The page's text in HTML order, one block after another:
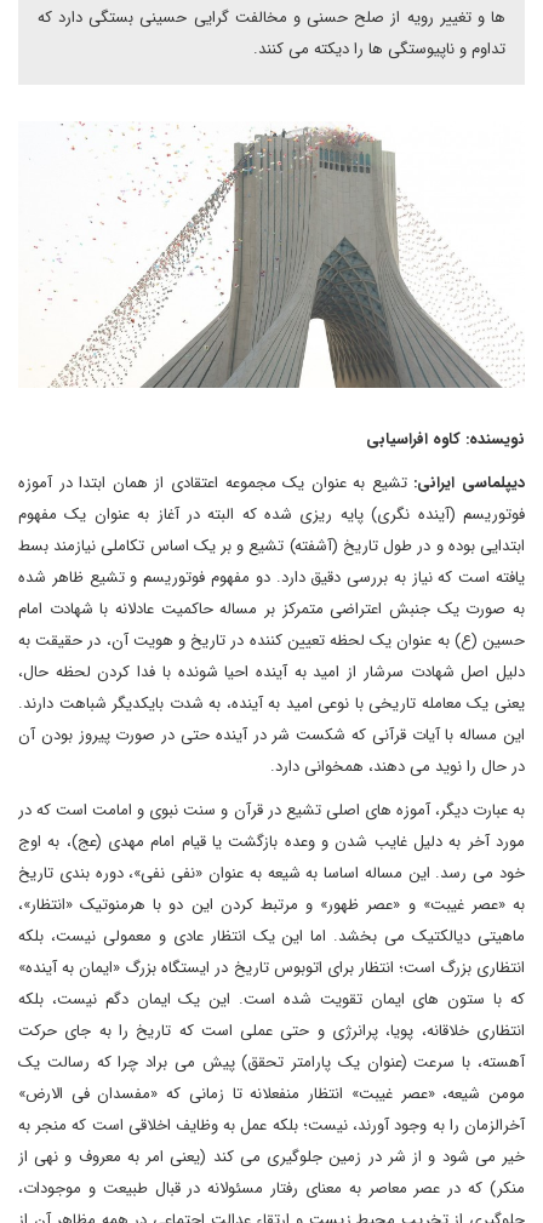
ها و تغییر رویه از صلح حسنی و مخالفت گرایی حسینی بستگی دارد که
تداوم و ناپیوستگی ها را دیکته می کنند.
نویسنده: کاوه افراسیابی
دیپلماسی ایرانی:تشیع به عنوان یک مجموعه اعتقادی از همان ابتدا در آموزه
فوتوریسم (آینده نگری) پایه ریزی شده که البته در آغاز به عنوان یک مفهوم
ابتدایی بوده و در طول تاریخ (آشفته) تشیع و بر یک اساس تکاملی نیازمند بسط
یافته است که نیاز به بررسی دقیق دارد. دو مفهوم فوتوریسم و تشیع ظاهر شده
به صورت یک جنبش اعتراضی متمرکز بر مساله حاکمیت عادلانه با شهادت امام
حسین (ع) به عنوان یک لحظه تعیین کننده در تاریخ و هویت آن، در حقیقت به
دلیل اصل شهادت سرشار از امید به آینده احیا شونده با فدا کردن لحظه حال،
یعنی یک معامله تاریخی با نوعی امید به آینده، به شدت بایکدیگر شباهت دارند.
این مساله با آیات قرآنی که شکست شر در آینده حتی در صورت پیروز بودن آن
در حال را نوید می دهند، همخوانی دارد.
به عبارت دیگر، آموزه های اصلی تشیع در قرآن و سنت نبوی و امامت است که در
مورد آخر به دلیل غایب شدن و وعده بازگشت یا قیام امام مهدی (عج)، به اوج
خود می رسد. این مساله اساسا به شیعه به عنوان «نفی نفی»، دوره بندی تاریخ
به «عصر غیبت» و «عصر ظهور» و مرتبط کردن این دو با هرمنوتیک «انتظار»،
ماهیتی دیالکتیک می بخشد. اما این یک انتظار عادی و معمولی نیست، بلکه
انتظاری بزرگ است؛ انتظار برای اتوبوس تاریخ در ایستگاه بزرگ «ایمان به آینده»
که با ستون های ایمان تقویت شده است. این یک ایمان دگم نیست، بلکه
انتظاری خلاقانه، پویا، پرانرژی و حتی عملی است که تاریخ را به جای حرکت
آهسته، با سرعت (عنوان یک پارامتر تحقق) پیش می براد چرا که رسالت یک
مومن شیعه، «عصر غیبت» انتظار منفعلانه تا زمانی که «مفسدان فی الارض»
آخرالزمان را به وجود آورند، نیست؛ بلکه عمل به وظایف اخلاقی است که منجر به
خیر می شود و از شر در زمین جلوگیری می کند (یعنی امر به معروف و نهی از
منکر) که در عصر معاصر به معنای رفتار مسئولانه در قبال طبیعت و موجودات،